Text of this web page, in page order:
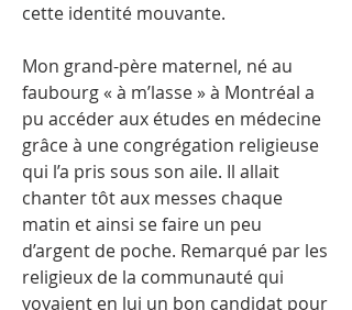
cette identité mouvante.
Mon grand-père maternel, né au
faubourg « à m’lasse » à Montréal a
pu accéder aux études en médecine
grâce à une congrégation religieuse
qui l’a pris sous son aile. Il allait
chanter tôt aux messes chaque
matin et ainsi se faire un peu
d’argent de poche. Remarqué par les
religieux de la communauté qui
voyaient en lui un bon candidat pour